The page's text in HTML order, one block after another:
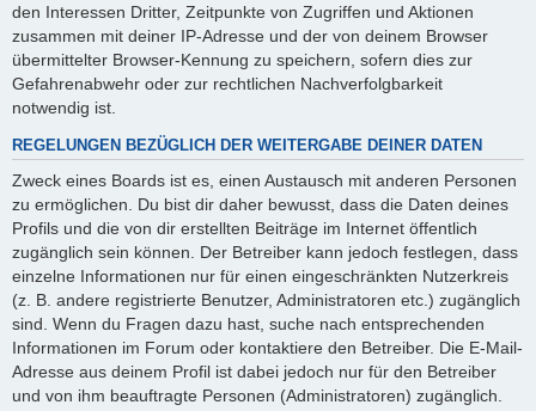
den Interessen Dritter, Zeitpunkte von Zugriffen und Aktionen
zusammen mit deiner IP-Adresse und der von deinem Browser
übermittelter Browser-Kennung zu speichern, sofern dies zur
Gefahrenabwehr oder zur rechtlichen Nachverfolgbarkeit
notwendig ist.
REGELUNGEN BEZÜGLICH DER WEITERGABE DEINER DATEN
Zweck eines Boards ist es, einen Austausch mit anderen Personen
zu ermöglichen. Du bist dir daher bewusst, dass die Daten deines
Profils und die von dir erstellten Beiträge im Internet öffentlich
zugänglich sein können. Der Betreiber kann jedoch festlegen, dass
einzelne Informationen nur für einen eingeschränkten Nutzerkreis
(z. B. andere registrierte Benutzer, Administratoren etc.) zugänglich
sind. Wenn du Fragen dazu hast, suche nach entsprechenden
Informationen im Forum oder kontaktiere den Betreiber. Die E-Mail-
Adresse aus deinem Profil ist dabei jedoch nur für den Betreiber
und von ihm beauftragte Personen (Administratoren) zugänglich.